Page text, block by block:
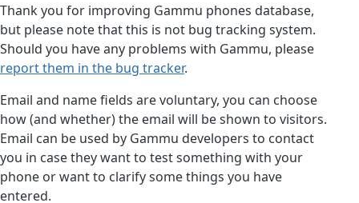
Thank you for improving Gammu phones database,
but please note that this is not bug tracking system.
Should you have any problems with Gammu, please
report them in the bug tracker.
Email and name fields are voluntary, you can choose
how (and whether) the email will be shown to visitors.
Email can be used by Gammu developers to contact
you in case they want to test something with your
phone or want to clarify some things you have
entered.